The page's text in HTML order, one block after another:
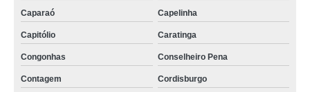
Caparaó Capelinha
Capitólio Caratinga
Congonhas Conselheiro Pena
Contagem Cordisburgo